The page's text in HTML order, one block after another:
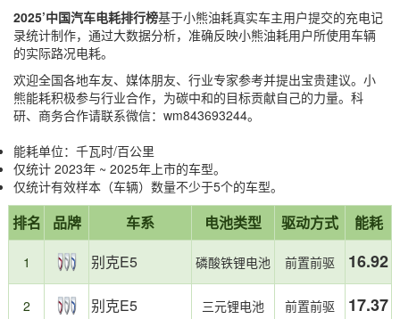
2025’中国汽车电耗排行榜基于小熊油耗真实车主用户提交的充电记
录统计制作，通过大数据分析，准确反映小熊油耗用户所使用车辆
的实际路况电耗。
欢迎全国各地车友、媒体朋友、行业专家参考并提出宝贵建议。小
熊能耗积极参与行业合作，为碳中和的目标贡献自己的力量。科
研、商务合作请联系微信：wm843693244。
能耗单位：千瓦时/百公里
仅统计 2023年 ~ 2025年上市的车型。
仅统计有效样本（车辆）数量不少于5个的车型。
报
告
摘
要
本
榜
单
于
小
上
榜
车
总
数：
28
款
省
电
TOP3：
第
1
名：
克
E5，
第
2
名：
克
E5，
第
3
名：
铂
HT，
电
耗
较
TOP3：
第
26
名：
米
YU7，
第
27
名：
米
YU7，
第
28
名：
L，
榜
单
特
点：
中
大
排名 品牌 车系 电池类型 驱动方式 能耗
1 别克E5 磷酸铁锂电池 前置前驱 16.92
2 别克E5 三元锂电池 前置前驱 17.37